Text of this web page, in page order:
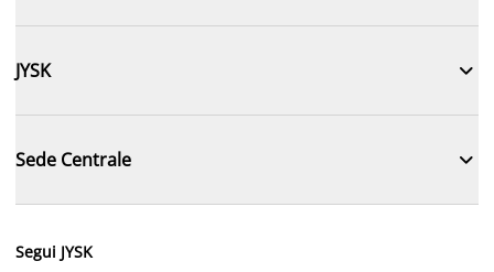
JYSK 
Sede Centrale 
Segui JYSK